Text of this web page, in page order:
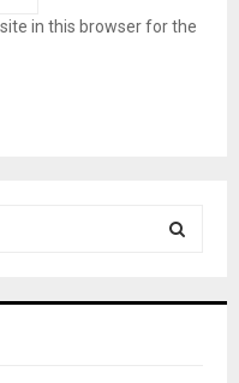
in this browser for the